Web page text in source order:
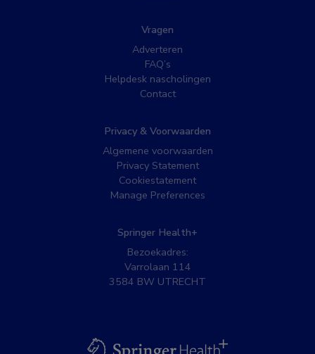
Vragen
Adverteren
FAQ’s
Helpdesk nascholingen
Contact
Privacy & Voorwaarden
Algemene voorwaarden
Privacy Statement
Cookiestatement
Manage Preferences
Springer Health+
Bezoekadres:
Varrolaan 114
3584 BW UTRECHT
BSL